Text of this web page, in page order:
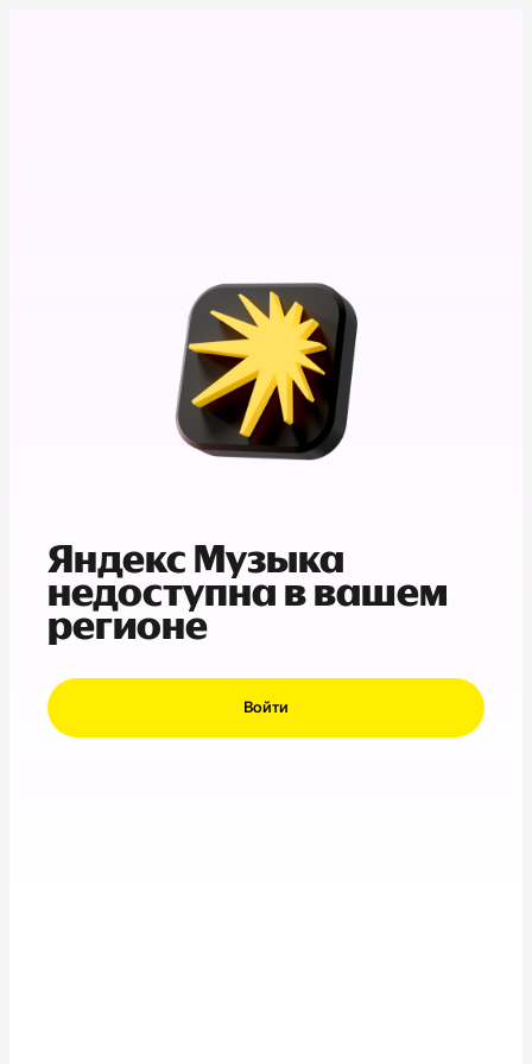
Яндекс Музыка
недоступна в вашем
регионе
Войти